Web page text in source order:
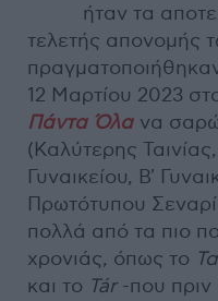
ήταν τα
τελετής απονομής
12 Μαρτίου 2023
Πάντα Όλα να
(Καλύτερης
Γυναικείου, Β'
Πρωτότυπου
πολλά από τα πιο
χρονιάς, όπως το
και το Tár-που πριν